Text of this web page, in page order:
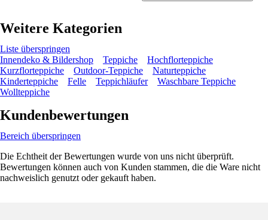
Weitere Kategorien
Liste überspringen
Innendeko & Bildershop
Teppiche
Hochflorteppiche
Kurzflorteppiche
Outdoor-Teppiche
Naturteppiche
Kinderteppiche
Felle Teppichläufer
Waschbare Teppiche
Wollteppiche
Kundenbewertungen
Bereich überspringen
Die Echtheit der Bewertungen wurde von uns nicht überprüft.
Bewertungen können auch von Kunden stammen, die die Ware nicht
nachweislich genutzt oder gekauft haben.